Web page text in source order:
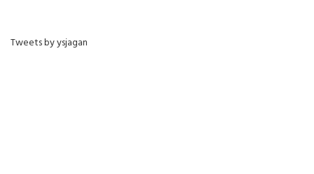
Tweets by ysjagan